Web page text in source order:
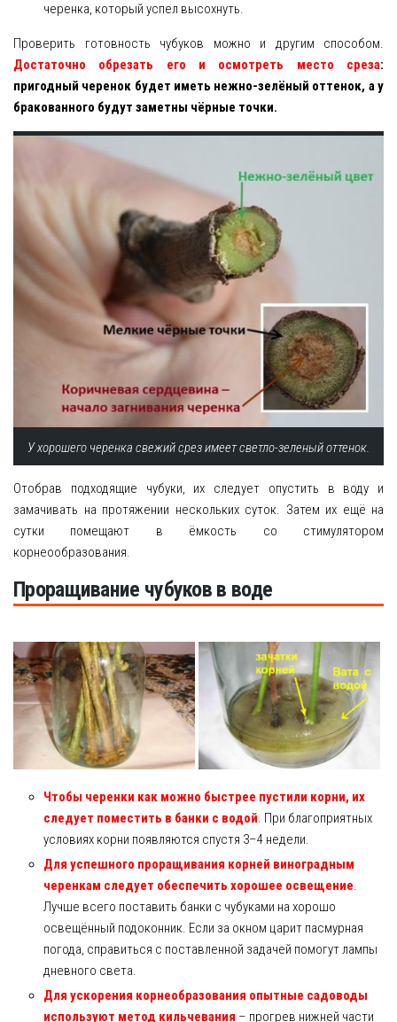
черенка, который успел высохнуть.
Проверить готовность чубуков можно и другим способом.
Достаточно обрезать его и осмотреть место среза:
пригодный черенок будет иметь нежно-зелёный оттенок, а у
бракованного будут заметны чёрные точки.
У хорошего черенка свежий срез имеет светло-зеленый оттенок.
Отобрав подходящие чубуки, их следует опустить в воду и
замачивать на протяжении нескольких суток. Затем их ещё на
сутки помещают в ёмкость со стимулятором
корнеообразования.
Проращивание чубуков в воде
Чтобы черенки как можно быстрее пустили корни, их
следует поместить в банки с водой. При благоприятных
условиях корни появляются спустя 3–4 недели.
Для успешного проращивания корней виноградным
черенкам следует обеспечить хорошее освещение.
Лучше всего поставить банки с чубуками на хорошо
освещённый подоконник. Если за окном царит пасмурная
погода, справиться с поставленной задачей помогут лампы
дневного света.
Для ускорения корнеобразования опытные садоводы
используют метод кильчевания – прогрев нижней части